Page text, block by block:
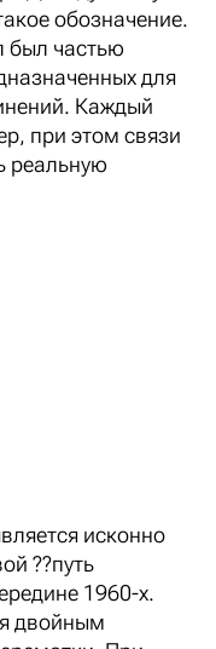
обозначение.
был частью
для
Каждый
при этом связи
реальную
исконно
??путь
1960-х.
двойным